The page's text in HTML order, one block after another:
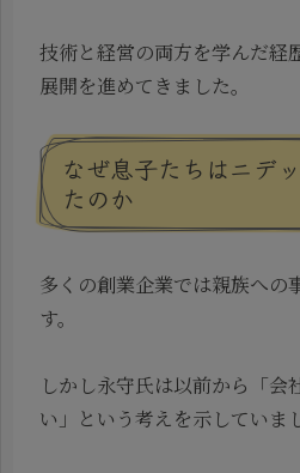
技術と経営の両方を学んだ経
展開を進めてきました。
なぜ息子たちはニデ
たのか
多くの創業企業では親族への
す。
しかし永守氏は以前から「会
い」という考えを示していま